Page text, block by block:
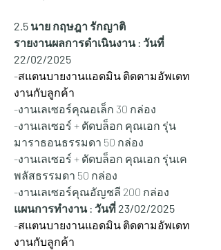
2.5 นาย กฤษฎา รักญาติ
รายงานผลการดำเนินงาน : วันที่
22/02/2025
-สแตนบายงานแอดมิน ติดตามอัพเดท
งานกับลูกค้า
-งานเลเซอร์คุณอเล็ก 30 กล่อง
-งานเลเซอร์ + ตัดบล็อก คุณเอก รุ่น
มาราธอนธรรมดา 50 กล่อง
-งานเลเซอร์ + ตัดบล็อก คุณเอก รุ่นเค
พลัสธรรมดา 50 กล่อง
-งานเลเซอร์คุณอัญชลี 200 กล่อง
แผนการทำงาน : วันที่ 23/02/2025
-สแตนบายงานแอดมิน ติดตามอัพเดท
งานกับลูกค้า